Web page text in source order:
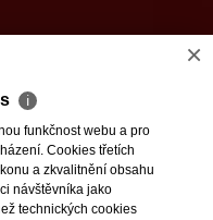
×
ℹ
funkčnost webu a pro
Cookies třetích
a zkvalitnění obsahu
návštěvníka jako
technických cookies